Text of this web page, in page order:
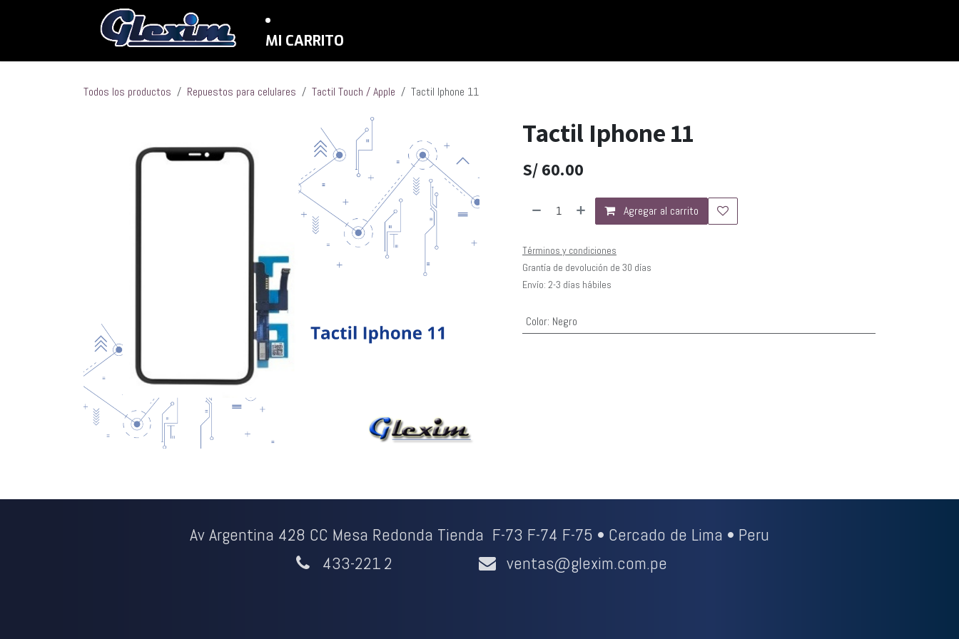
MI CARRITO
Todos los productos Repuestos para celulares Tactil Touch / Apple Tactil Iphone 11
Tactil Iphone 11
S/60.00
Agregar al carrito
Términos y condiciones
Grantía de devolución de 30 días
Envío: 2-3 días hábiles
Color: Negro
Av Argentina 428 CC Mesa Redonda Tienda F-73 F-74 F-75 • Cercado de Lima • Peru
433-2212 ventas@glexim.com.pe